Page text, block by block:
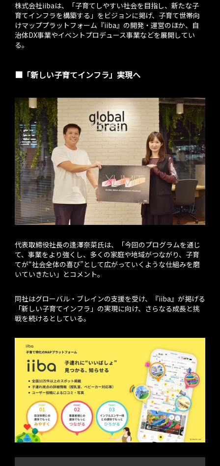
株式会社iibaは、「子育てしやすい社会を目指し、新たな子
育てインフラを構築する」をビジョンに掲げ、子育て世帯向
けマッププラットフォーム『iiba』の開発・運営のほか、自
治体DX事業やイベントプロデュース事業などを展開してい
る。
■「新しい子育てインフラ」実現へ
代表取締役社長の逢澤奈菜氏は、「今回のプログラムを通じ
て、事業をより強くし、多くの家庭や地域がつながり、子育
てが“社会全体の喜び”として広がっていくような仕組みを磨
いていきたい」とコメント。
同社はグローバル・ブレインの支援を受け、『iiba』が掲げる
「新しい子育てインフラ」の実現に向け、さらなる成長と挑
戦を続けるとしている。